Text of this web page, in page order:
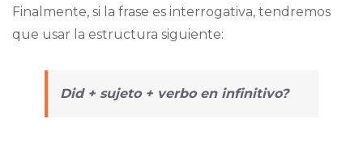
Finalmente, si la frase es interrogativa, tendremos
que usar la estructura siguiente:
Did + sujeto + verbo en infinitivo?